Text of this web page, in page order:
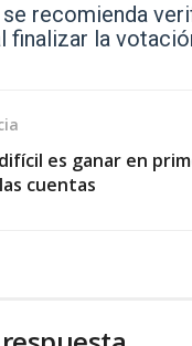
se recomienda
finalizar la
es ganar en
cuentas